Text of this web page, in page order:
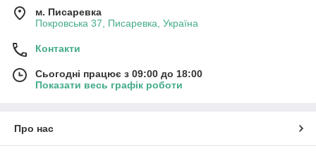
м. Писаревка
Покровська 37, Писаревка, Україна
Контакти
Сьогодні працює з 09:00 до 18:00
Показати весь графік роботи
Про нас